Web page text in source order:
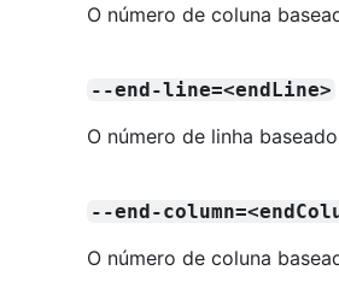
O número de coluna
--end-line=<endLine>
O número de linha
--end-
O número de coluna